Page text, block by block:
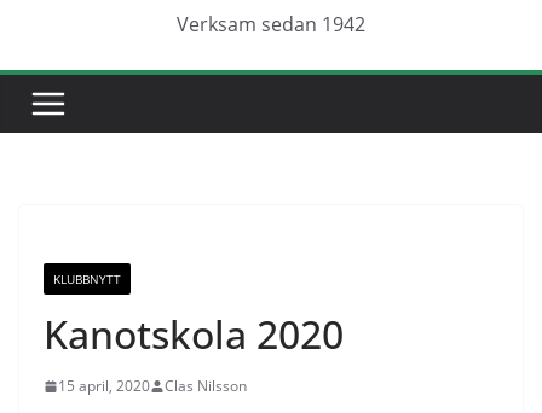
Verksam sedan 1942
KLUBBNYTT
Kanotskola 2020
15 april, 2020 Clas Nilsson